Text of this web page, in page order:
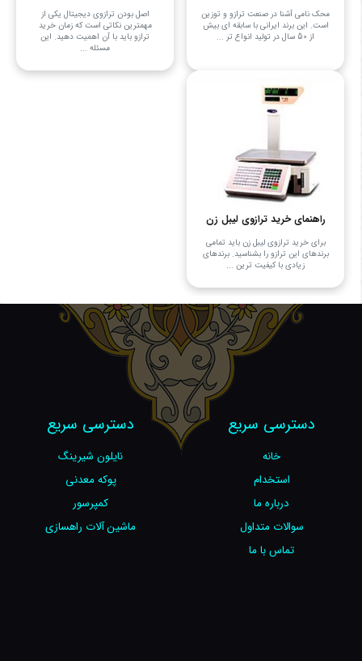
محک نامی آشنا در صنعت ترازو و توزین
است. این برند ایرانی با سابقه ای بیش
از 50 سال در تولید انواع تر ...
اصل بودن ترازوی دیجیتال یکی از
مهمترین نکاتی است که زمان خرید
ترازو باید با آن اهمیت دهید. این
مسئله ...
راهنمای خرید ترازوی لیبل زن
برای خرید ترازوی لیبل زن باید تمامی
برندهای این ترازو را بشناسید. برندهای
زیادی با کیفیت‌ ترین ...
دسترسی سریع
خانه
استخدام
درباره ما
سوالات متداول
تماس با ما
دسترسی سریع
نایلون شیرینگ
پوکه معدنی
کمپرسور
ماشین آلات راهسازی